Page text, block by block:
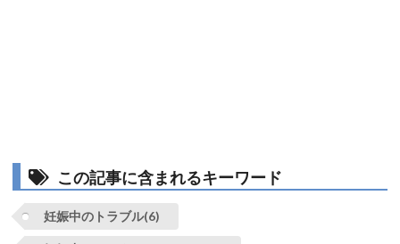
この記事に含まれるキーワード
妊娠中のトラブル(6)